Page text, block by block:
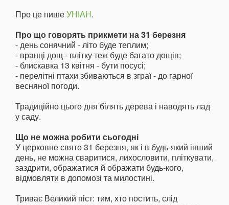
Про це пишеУНІАН.
Про що говорять прикмети на 31 березня
- день сонячний - літо буде теплим;
- вранці дощ - влітку теж буде багато дощів;
- блискавка 13 квітня - бути посусі;
- перелітні птахи збиваються в зграї - до гарної
весняної погоди.
Традиційно цього дня білять дерева і наводять лад
у саду.
Що не можна робити сьогодні
У церковне свято 31 березня, як і в будь-який інший
день, не можна сваритися, лихословити, пліткувати,
заздрити, ображатися й ображати будь-кого,
відмовляти в допомозі та милостині.
Триває Великий піст: тим, хто постить, слід